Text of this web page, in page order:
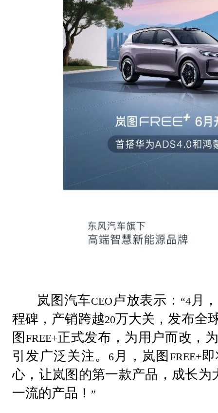
岚图汽车CEO 卢放表示： “4月
程碑，产销跨越20万大关，发布全
图 FREE+正式发布，为用户而改，
引发广泛关注。
6 月，岚图 FREE+即
心，让岚图的第一款产品，成长为
一流的产品！ ”